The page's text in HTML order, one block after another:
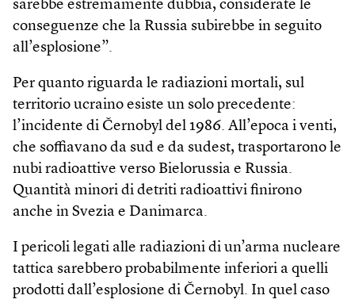
sarebbe estremamente dubbia, considerate le
conseguenze che la Russia subirebbe in seguito
all’esplosione”.
Per quanto riguarda le radiazioni mortali, sul
territorio ucraino esiste un solo precedente:
l’incidente di Černobyl del 1986. All’epoca i venti,
che soffiavano da sud e da sudest, trasportarono le
nubi radioattive verso Bielorussia e Russia.
Quantità minori di detriti radioattivi finirono
anche in Svezia e Danimarca.
I pericoli legati alle radiazioni di un’arma nucleare
tattica sarebbero probabilmente inferiori a quelli
prodotti dall’esplosione di Černobyl. In quel caso